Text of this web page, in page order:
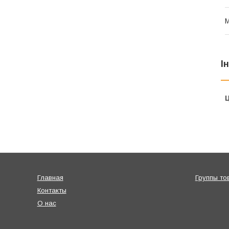
Главная
Контакты
О нас
Группы